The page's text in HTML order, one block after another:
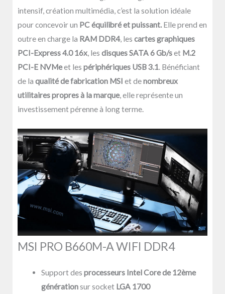
intensif, création multimédia, c’est la solution idéale
pour concevoir un PC équilibré et puissant. Elle prend en
outre en charge la RAM DDR4, les cartes graphiques
PCI-Express 4.0 16x, les disques SATA 6 Gb/set M.2
PCI-E NVMeet les périphériques USB 3.1. Bénéficiant
de la qualité de fabrication MSI et denombreux
utilitaires propres à la marque, elle représente un
investissement pérenne à long terme.
MSI PRO B660M-A WIFI DDR4
Support des processeurs Intel Core de 12ème
générationsur socketLGA 1700